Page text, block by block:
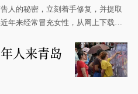
人的秘密，立刻着手修复，并提取
年来经常冒充女性，从网上下载美
人来青岛